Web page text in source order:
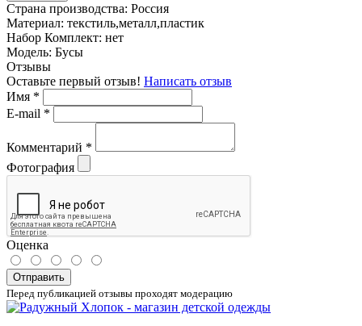
Страна производства: Россия
Материал: текстиль,металл,пластик
Набор Комплект: нет
Модель: Бусы
Отзывы
Оставьте первый отзыв! Написать отзыв
Имя *
E-mail *
Комментарий *
Фотография
Оценка
Отправить
Перед публикацией отзывы проходят модерацию